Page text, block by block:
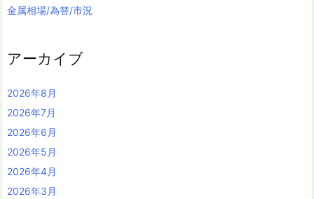
金属相場/為替/市況
アーカイブ
2026年8月
2026年7月
2026年6月
2026年5月
2026年4月
2026年3月